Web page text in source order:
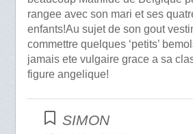
rangee avec son mari et ses
enfants!Au sujet de son gout
commettre quelques ‘petits’
jamais ete vulgaire grace a sa
figure angelique!
SIMON